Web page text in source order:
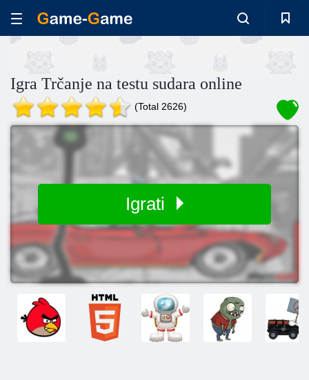
Igra Trčanje na testu sudara online
(Total 2626)
Igrati